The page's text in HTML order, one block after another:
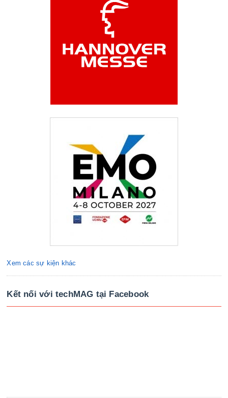
Xem các sự kiện khác
Kết nối với techMAG tại Facebook